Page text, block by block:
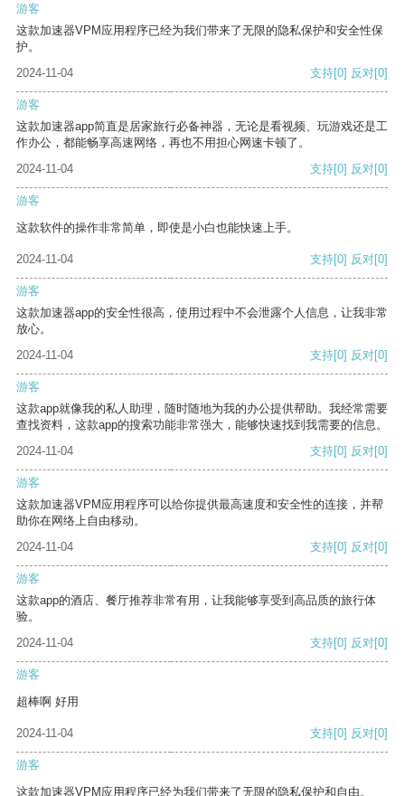
游客
这款加速器VPM应用程序已经为我们带来了无限的隐私保护和安全性保
护。
2024-11-04
支持[0] 反对[0]
游客
这款加速器app简直是居家旅行必备神器，无论是看视频、玩游戏还是工
作办公，都能畅享高速网络，再也不用担心网速卡顿了。
2024-11-04
支持[0] 反对[0]
游客
这款软件的操作非常简单，即使是小白也能快速上手。
2024-11-04 支持[0] 反对[0]
游客
这款加速器app的安全性很高，使用过程中不会泄露个人信息，让我非常
放心。
2024-11-04
支持[0] 反对[0]
游客
这款app就像我的私人助理，随时随地为我的办公提供帮助。我经常需要
查找资料，这款app的搜索功能非常强大，能够快速找到我需要的信息。
2024-11-04
支持[0] 反对[0]
游客
这款加速器VPM应用程序可以给你提供最高速度和安全性的连接，并帮
助你在网络上自由移动。
2024-11-04
支持[0] 反对[0]
游客
这款app的酒店、餐厅推荐非常有用，让我能够享受到高品质的旅行体
验。
2024-11-04
支持[0] 反对[0]
游客
超棒啊 好用
2024-11-04 支持[0] 反对[0]
游客
这款加速器VPM应用程序已经为我们带来了无限的隐私保护和自由。